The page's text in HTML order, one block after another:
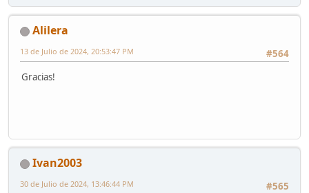
Alilera
#564
13 de Julio de 2024, 20:53:47 PM
Gracias!
Ivan2003
#565
30 de Julio de 2024, 13:46:44 PM